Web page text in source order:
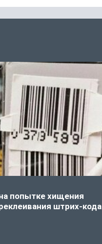
попытке хищения
штрих-кода